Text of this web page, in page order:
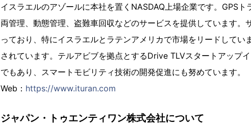
イスラエルのアゾールに本社を置くNASDAQ上場企業です。GPS
両管理、動態管理、盗難車回収などのサービスを提供しています
っており、特にイスラエルとラテンアメリカで市場をリードして
されています。テルアビブを拠点とするDrive TLVスタートアップ
でもあり、スマートモビリティ技術の開発促進にも努めています。
Web： https://www.ituran.com
ジャパン・トゥエンティワン株式会社について